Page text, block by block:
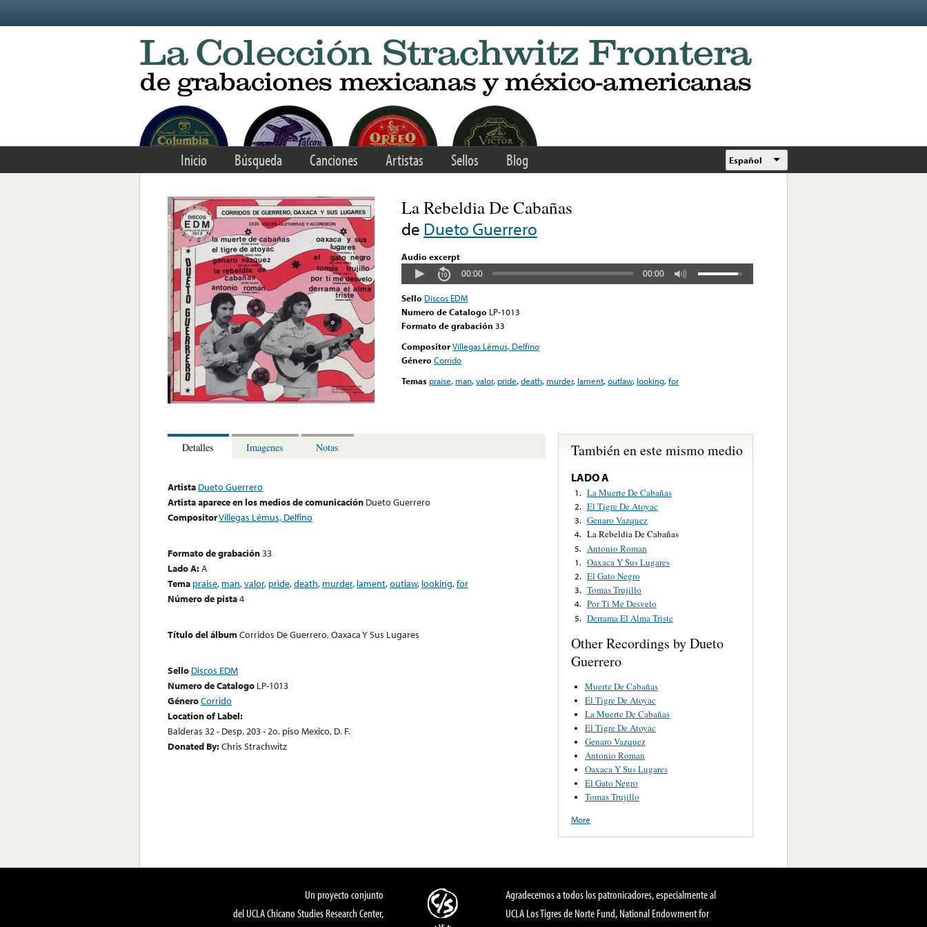
Inicio Búsqueda Canciones Artistas Sellos Blog Español
La Rebeldia De Cabañas
de Dueto Guerrero
Audio excerpt
00:00 00:00
Sello Discos EDM
Numero de Catalogo LP-1013
Formato de grabación 33
CompositorVillegas Lémus, Delfino
Género Corrido
Temas praise, man,valor, pride,death, murder, lament,outlaw, looking,for
Detalles Imagenes Notas
Artista Dueto Guerrero
Artista aparece en los medios de comunicación Dueto Guerrero
CompositorVillegas Lémus, Delfino
Formato de grabación33
Lado A:A
Tema praise, man,valor, pride,death, murder, lament,outlaw, looking,for
Número de pista4
Título del álbumCorridos De Guerrero, Oaxaca Y Sus Lugares
Sello Discos EDM
Numero de Catalogo LP-1013
GéneroCorrido
Location of Label:
Balderas 32 - Desp. 203 - 2o. piso Mexico, D. F.
Donated By:Chris Strachwitz
También en este mismo medio
LADO A
1. La Muerte De Cabañas
2. El Tigre De Atoyac
3. Genaro Vazquez
4. La Rebeldia De Cabañas
5. Antonio Roman
1. Oaxaca Y Sus Lugares
2. El Gato Negro
3. Tomas Trujillo
4. Por Ti Me Desvelo
5. Derrama El Alma Triste
Other Recordings by Dueto
Guerrero
Muerte De Cabañas
El Tigre De Atoyac
La Muerte De Cabañas
El Tigre De Atoyac
Genaro Vazquez
Antonio Roman
Oaxaca Y Sus Lugares
El Gato Negro
Tomas Trujillo
More
Un proyecto conjunto
del UCLA Chicano Studies Research Center,
Agradecemos a todos los patronicadores, especialmente al
UCLA Los Tigres de Norte Fund, National Endowment for